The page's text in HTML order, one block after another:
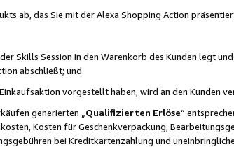
ab, das Sie mit der Alexa Shopping Action
Skills Session in den Warenkorb des Kunden legt
abschließt; und
vorgestellt haben, wird an den Kunden
generierten „ Qualifizierten Erlöse“
Kosten für Geschenkverpackung,
bei Kreditkartenzahlung und